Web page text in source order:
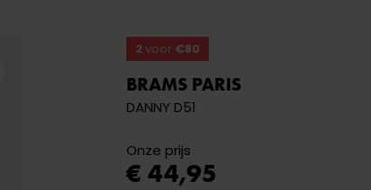
2 voor €80
BRAMS PARIS
DANNY D51
Onze prijs
€ 44,95